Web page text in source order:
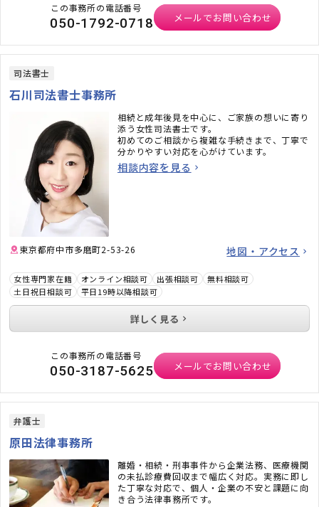
この事務所の電話番号
050-1792-0718 メールでお問い合わせ
司法書士
石川司法書士事務所
相続と成年後見を中心に、ご家族の想いに寄り
添う女性司法書士です。
初めてのご相談から複雑な手続きまで、丁寧で
分かりやすい対応を心がけています。
相談内容を見る
東京都府中市多磨町2-53-26 地図・アクセス
女性専門家在籍 オンライン相談可 出張相談可
無料相談可
土日祝日相談可
平日19時以降相談可
詳しく見る
この事務所の電話番号
050-3187-5625 メールでお問い合わせ
弁護士
原田法律事務所
離婚・相続・刑事事件から企業法務、医療機関
の未払診療費回収まで幅広く対応。実務に即し
た丁寧な対応で、個人・企業の不安と課題に向
き合う法律事務所です。